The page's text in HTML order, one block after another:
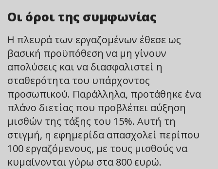
Οι όροι της συμφωνίας
Η πλευρά των εργαζομένων έθεσε ως
βασική προϋπόθεση να μη γίνουν
απολύσεις και να διασφαλιστεί η
σταθερότητα του υπάρχοντος
προσωπικού. Παράλληλα, προτάθηκε ένα
πλάνο διετίας που προβλέπει αύξηση
μισθών της τάξης του 15%. Αυτή τη
στιγμή, η εφημερίδα απασχολεί περίπου
100 εργαζόμενους, με τους μισθούς να
κυμαίνονται γύρω στα 800 ευρώ.